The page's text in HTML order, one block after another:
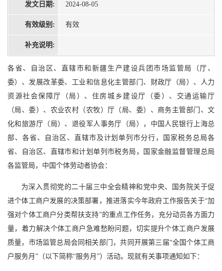
发文日期: 2024-08-05
有效级别: 有效
补充说明:
各省、自治区、直辖市和新疆生产建设兵团市场监管局（厅、
委）、发展改革委、工业和信息化主管部门、财政厅（局）、人力
资源社会保障厅（局）、住房城乡建设厅（委）、交通运输厅
（局、委）、农业农村（农牧）厅（局、委）、商务主管部门、文
化和旅游厅（局）、退役军人事务厅（局），中国人民银行上海总
部、各省、自治区、直辖市及计划单列市分行，国家税务总局各
省、自治区、直辖市和计划单列市税务局，国家金融监督管理总局
各监管局，中国个体劳动者协会：
为深入贯彻党的二十届三中全会精神和党中央、国务院关于促
进个体工商户发展的决策部署，推进落实今年政府工作报告关于“加
强对个体工商户分类帮扶支持”的重点工作任务，充分动员各方面力
量，着力解决个体工商户急难愁盼问题，切实提升个体工商户发展
质量，市场监管总局会同相关部门，共同开展第三届“全国个体工商
户服务月”（以下简称“服务月”）活动。现就有关事项通知如下：